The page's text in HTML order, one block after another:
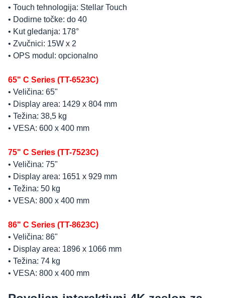
• Touch tehnologija: Stellar Touch
• Dodirne točke: do 40
• Kut gledanja: 178°
• Zvučnici: 15W x 2
• OPS modul: opcionalno
65" C Series (TT-6523C)
• Veličina: 65"
• Display area: 1429 x 804 mm
• Težina: 38,5 kg
• VESA: 600 x 400 mm
75" C Series (TT-7523C)
• Veličina: 75"
• Display area: 1651 x 929 mm
• Težina: 50 kg
• VESA: 800 x 400 mm
86" C Series (TT-8623C)
• Veličina: 86"
• Display area: 1896 x 1066 mm
• Težina: 74 kg
• VESA: 800 x 400 mm